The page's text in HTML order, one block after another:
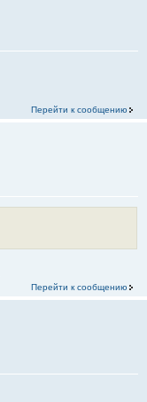
Перейти к сообщению
Перейти к сообщению